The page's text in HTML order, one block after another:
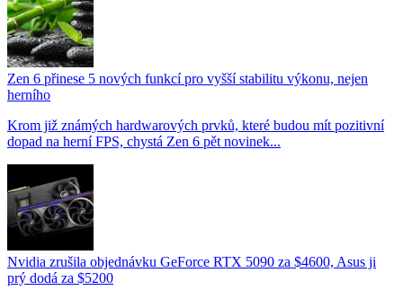
Zen 6 přinese 5 nových funkcí pro vyšší stabilitu výkonu, nejen
herního
Krom již známých hardwarových prvků, které budou mít pozitivní
dopad na herní FPS, chystá Zen 6 pět novinek...
Nvidia zrušila objednávku GeForce RTX 5090 za $4600, Asus ji
prý dodá za $5200